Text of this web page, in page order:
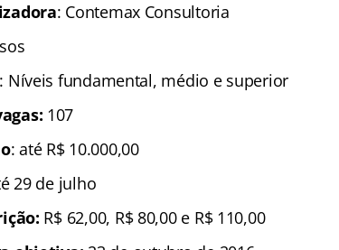
: Contemax Consultoria
: Níveis fundamental, médio e superior
107
: até R$ 10.000,00
29 de julho
R$ 62,00, R$ 80,00 e R$ 110,00